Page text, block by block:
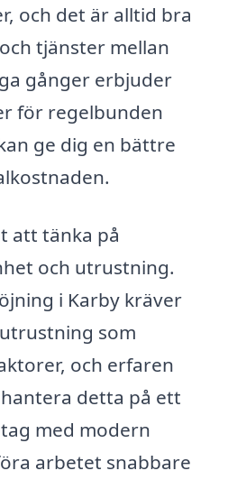
och det är alltid bra
tjänster mellan
gånger erbjuder
för regelbunden
ge dig en bättre
att tänka på
och utrustning.
i Karby kräver
som
och erfaren
detta på ett
med modern
arbetet snabbare